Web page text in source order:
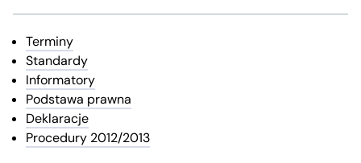
Terminy
Standardy
Informatory
Podstawa prawna
Deklaracje
Procedury 2012/2013